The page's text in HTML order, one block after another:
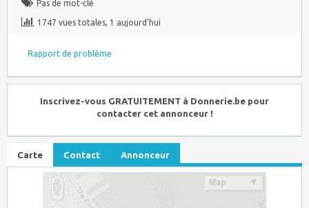
Pas de mot-clé
1747 vues totales, 1 aujourd'hui
Rapport de problème
Inscrivez-vous GRATUITEMENT à Donnerie.be pour
contacter cet annonceur !
Carte Contact Annonceur